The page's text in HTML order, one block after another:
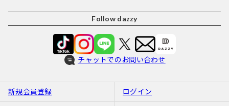
Follow dazzy
チャットでのお問い合わせ
新規会員登録 ログイン